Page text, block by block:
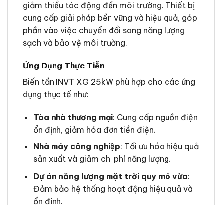
giảm thiểu tác động đến môi trường. Thiết bị
cung cấp giải pháp bền vững và hiệu quả, góp
phần vào việc chuyển đổi sang năng lượng
sạch và bảo vệ môi trường.
Ứng Dụng Thực Tiễn
Biến tần INVT XG 25kW phù hợp cho các ứng
dụng thực tế như:
Tòa nhà thương mại: Cung cấp nguồn điện
ổn định, giảm hóa đơn tiền điện.
Nhà máy công nghiệp: Tối ưu hóa hiệu quả
sản xuất và giảm chi phí năng lượng.
Dự án năng lượng mặt trời quy mô vừa:
Đảm bảo hệ thống hoạt động hiệu quả và
ổn định.